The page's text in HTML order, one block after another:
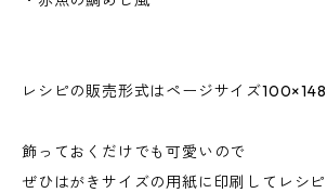
レシピの販売形式はページサイズ
飾っておくだけでも可愛いので
ぜひはがきサイズの用紙に印刷してレシ